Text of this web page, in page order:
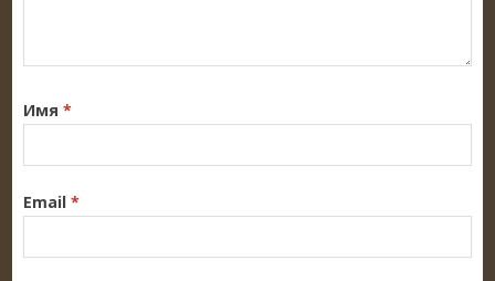
Имя*
Email*